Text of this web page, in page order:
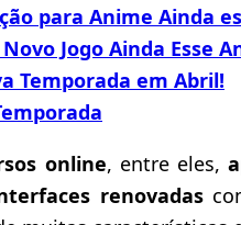
para Anime Ainda
Jogo Ainda Esse
Temporada em Abril!
online, entre eles,
renovadas